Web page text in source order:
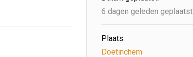
6 dagen geleden geplaatst
Plaats:
Doetinchem